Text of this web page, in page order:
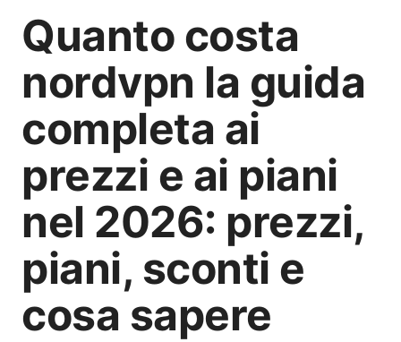
Quanto costa
nordvpn la guida
completa ai
prezzi e ai piani
nel 2026: prezzi,
piani, sconti e
cosa sapere